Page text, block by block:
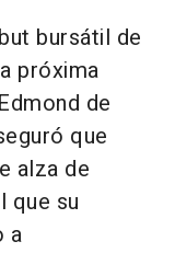
bursátil de
próxima
de
que
alza de
que su
a